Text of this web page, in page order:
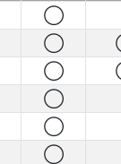
◯
◯
◯
◯
◯
◯